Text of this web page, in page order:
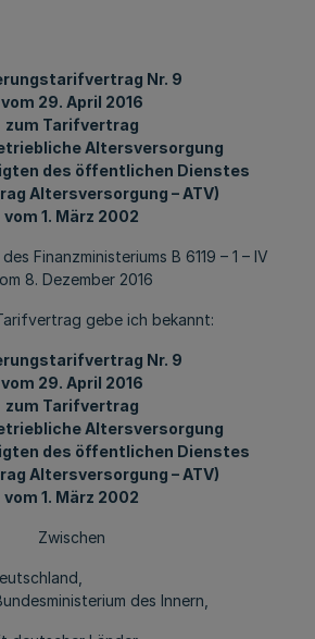
Nr. 9
vom 29. April 2016
zum Tarifvertrag
Altersversorgung
des öffentlichen Dienstes
Altersversorgung – ATV)
vom 1. März 2002
Finanzministeriums B 6119 – 1 – IV
8. Dezember 2016
gebe ich bekannt:
Nr. 9
vom 29. April 2016
zum Tarifvertrag
Altersversorgung
des öffentlichen Dienstes
Altersversorgung – ATV)
vom 1. März 2002
Zwischen
des Innern,